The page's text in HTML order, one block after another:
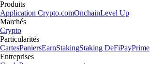
Produits
Application Crypto.comOnchainLevel Up
Marchés
Crypto
Particularités
CartesPaniersEarnStakingStaking DeFiPayPrime
Entreprises